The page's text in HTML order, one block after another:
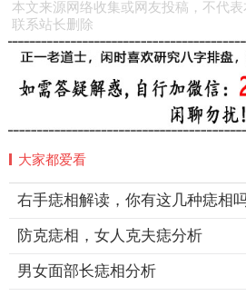
本文来源网络收集或网友投稿，不代
联系站长删除
大家都爱看
右手痣相解读，你有这几种痣相
防克痣相，女人克夫痣分析
男女面部长痣相分析